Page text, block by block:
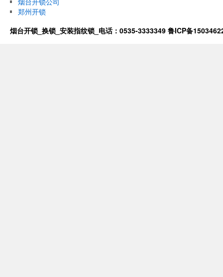
郑州开锁
烟台开锁_换锁_安装指纹锁_电话：0535-3333349 鲁ICP备